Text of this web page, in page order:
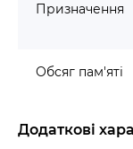
Призначення
Обсяг пам'яті
Додаткові